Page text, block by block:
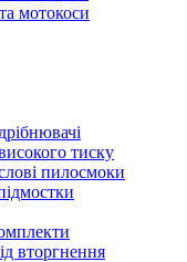
мотокоси
тиску
пилосмоки
вторгнення